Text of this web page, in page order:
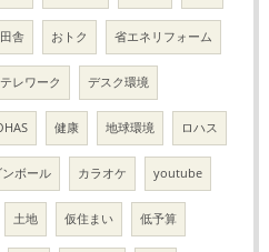
田舎 おトク 省エネリフォーム
テレワーク デスク環境
健康 地球環境 ロハス
ンボール カラオケ youtube
土地 仮住まい 低予算